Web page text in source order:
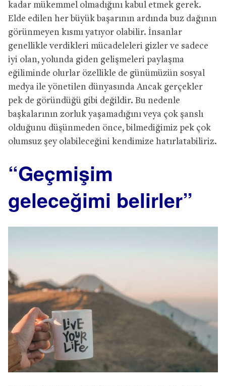
kadar mükemmel olmadığını kabul etmek gerek.
Elde edilen her büyük başarının ardında buz dağının
görünmeyen kısmı yatıyor olabilir. İnsanlar
genellikle verdikleri mücadeleleri gizler ve sadece
iyi olan, yolunda giden gelişmeleri paylaşma
eğiliminde olurlar özellikle de günümüzün sosyal
medya ile yönetilen dünyasında Ancak gerçekler
pek de göründüğü gibi değildir. Bu nedenle
başkalarının zorluk yaşamadığını veya çok şanslı
olduğunu düşünmeden önce, bilmediğimiz pek çok
olumsuz şey olabileceğini kendimize hatırlatabiliriz.
“Geçmişim
geleceğimi belirler”